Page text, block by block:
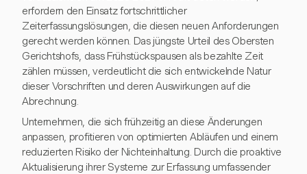
erfordern den Einsatz fortschrittlicher
Zeiterfassungslösungen, die diesen neuen Anforderungen
gerecht werden können. Das jüngste Urteil des Obersten
Gerichtshofs, dass Frühstückspausen als bezahlte Zeit
zählen müssen, verdeutlicht die sich entwickelnde Natur
dieser Vorschriften und deren Auswirkungen auf die
Abrechnung.
Unternehmen, die sich frühzeitig an diese Änderungen
anpassen, profitieren von optimierten Abläufen und einem
reduzierten Risiko der Nichteinhaltung. Durch die proaktive
Aktualisierung ihrer Systeme zur Erfassung umfassender